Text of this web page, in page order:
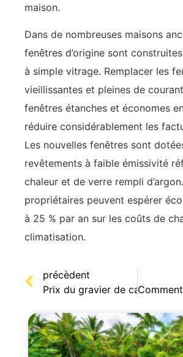
maison.
Dans de nombreuses maisons
fenêtres d’origine sont
à simple vitrage. Remplacer les
vieillissantes et pleines de
fenêtres étanches et économes
réduire considérablement les
Les nouvelles fenêtres sont
revêtements à faible émissivité
chaleur et de verre rempli
propriétaires peuvent espérer
à 25 % par an sur les coûts de
climatisation.
précèdent
Prix du gravier de carriere :